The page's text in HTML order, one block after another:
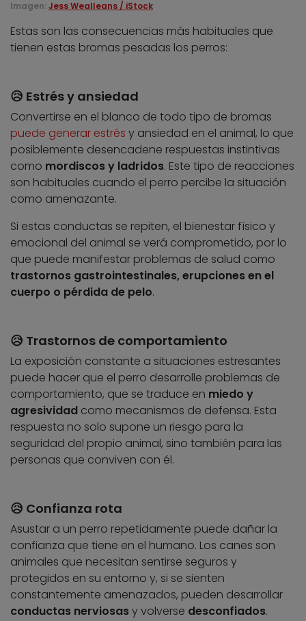
Imagen: Jess Wealleans / iStock
Estas son las consecuencias más habituales que
tienen estas bromas pesadas los perros:
😥 Estrés y ansiedad
Convertirse en el blanco de todo tipo de bromas
puede generar estrés y ansiedad en el animal, lo que
posiblemente desencadene respuestas instintivas
como mordiscos y ladridos. Este tipo de reacciones
son habituales cuando el perro percibe la situación
como amenazante.
Si estas conductas se repiten, el bienestar físico y
emocional del animal se verá comprometido, por lo
que puede manifestar problemas de salud como
trastornos gastrointestinales, erupciones en el
cuerpo o pérdida de pelo.
😥 Trastornos de comportamiento
La exposición constante a situaciones estresantes
puede hacer que el perro desarrolle problemas de
comportamiento, que se traduce en miedo y
agresividad como mecanismos de defensa. Esta
respuesta no solo supone un riesgo para la
seguridad del propio animal, sino también para las
personas que conviven con él.
😥 Confianza rota
Asustar a un perro repetidamente puede dañar la
confianza que tiene en el humano. Los canes son
animales que necesitan sentirse seguros y
protegidos en su entorno y, si se sienten
constantemente amenazados, pueden desarrollar
conductas nerviosasy volverse desconfiados.